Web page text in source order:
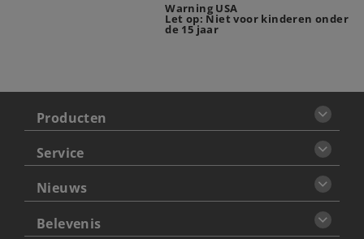
Warning USA
Let op: Niet voor kinderen onder
de 15 jaar
Producten
Service
Nieuws
Belevenis